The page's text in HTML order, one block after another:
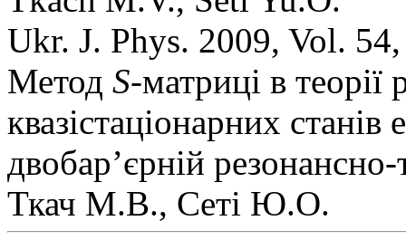
Ukr. J. Phys. 2009, Vol.
Метод S-матриці в
квазістаціонарних
двобар’єрній резонансно-
Ткач М.В., Сеті Ю.О.